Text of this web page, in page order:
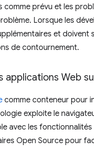
prévu et les
Lorsque les
et
de contournement.
Web
comme conteneur pour
exploite le
avec les fonctionnalités
Open Source pour